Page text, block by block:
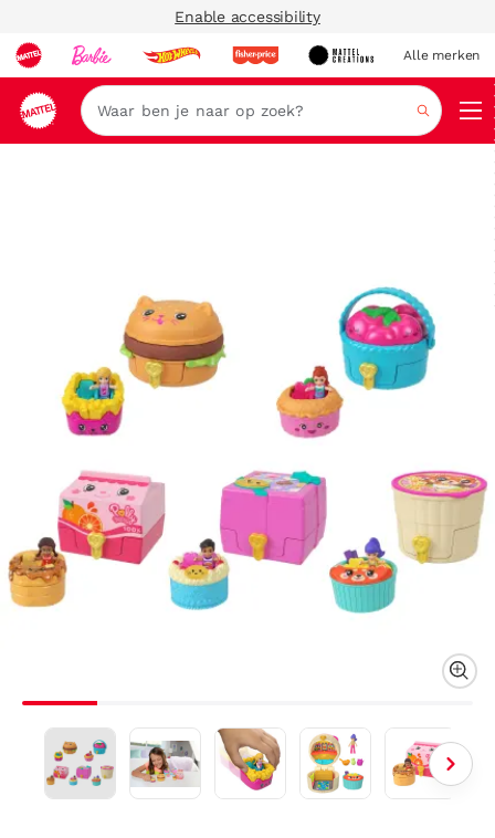
Enable accessibility
Alle merken
Zoeken